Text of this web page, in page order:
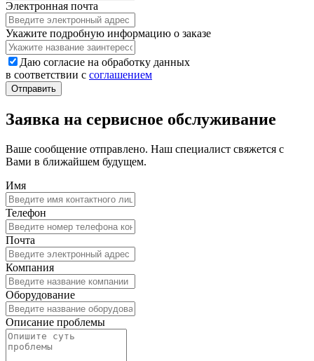
Электронная почта
Укажите подробную информацию о заказе
Даю согласие на обработку данных
в соответствии с соглашением
Заявка на сервисное обслуживание
Ваше сообщение отправлено. Наш специалист свяжется с
Вами в ближайшем будущем.
Имя
Телефон
Почта
Компания
Оборудование
Описание проблемы